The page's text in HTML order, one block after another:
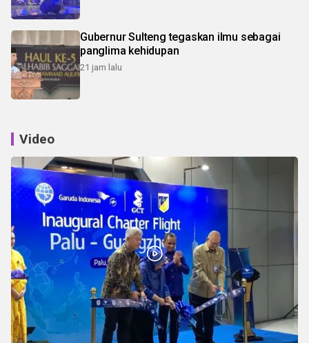
Gubernur Sulteng tegaskan ilmu sebagai
panglima kehidupan
21 jam lalu
Video